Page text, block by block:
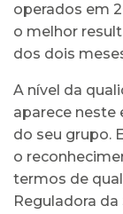
operados em
o melhor
dos dois
A nível da
aparece
do seu grupo.
o
termos de
Reguladora